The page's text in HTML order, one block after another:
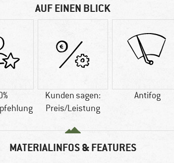
AUF EINEN BLICK
Kunden sagen:
Preis/Leistung
Antifog
MATERIALINFOS & FEATURES